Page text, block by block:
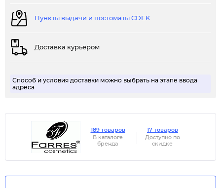
Пункты выдачи и постоматы CDEK
Доставка курьером
Способ и условия доставки можно выбрать на этапе ввода
адреса
189 товаров
В каталоге
бренда
17 товаров
Доступно по
скидке